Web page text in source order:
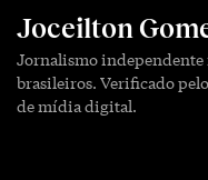
Joceilton
Jornalismo independente
brasileiros. Verificado
de mídia digital.